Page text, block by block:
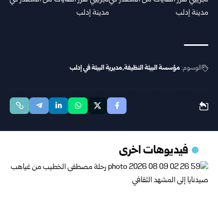
الوسوم: مؤسسة البيئة النظيفة مديرية البيئة في إدلب
فيديوهات اخرى